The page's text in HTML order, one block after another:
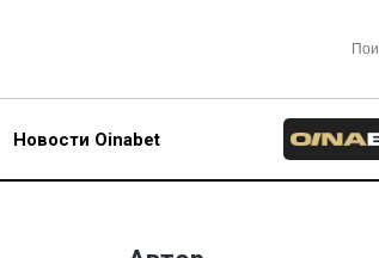
Новости Oinabet